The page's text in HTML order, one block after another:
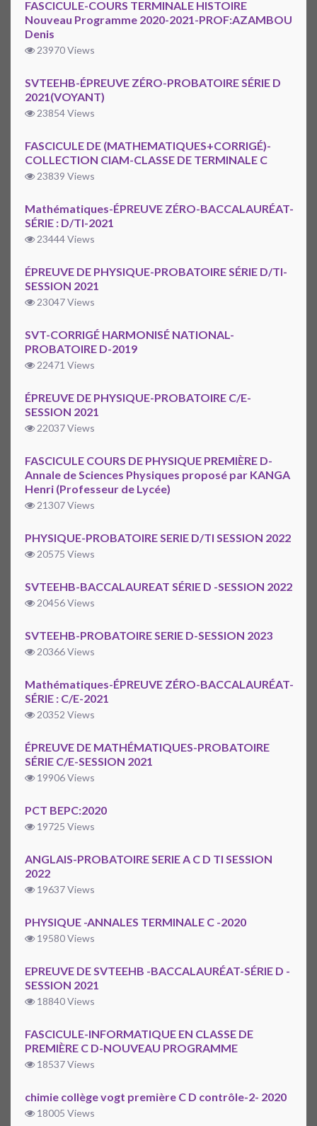
FASCICULE-COURS TERMINALE HISTOIRE
Nouveau Programme 2020-2021-PROF:AZAMBOU
Denis
23970 Views
SVTEEHB-ÉPREUVE ZÉRO-PROBATOIRE SÉRIE D
2021(VOYANT)
23854 Views
FASCICULE DE (MATHEMATIQUES+CORRIGÉ)-
COLLECTION CIAM-CLASSE DE TERMINALE C
23839 Views
Mathématiques-ÉPREUVE ZÉRO-BACCALAURÉAT-
SÉRIE : D/TI-2021
23444 Views
ÉPREUVE DE PHYSIQUE-PROBATOIRE SÉRIE D/TI-
SESSION 2021
23047 Views
SVT-CORRIGÉ HARMONISÉ NATIONAL-
PROBATOIRE D-2019
22471 Views
ÉPREUVE DE PHYSIQUE-PROBATOIRE C/E-
SESSION 2021
22037 Views
FASCICULE COURS DE PHYSIQUE PREMIÈRE D-
Annale de Sciences Physiques proposé par KANGA
Henri (Professeur de Lycée)
21307 Views
PHYSIQUE-PROBATOIRE SERIE D/TI SESSION 2022
20575 Views
SVTEEHB-BACCALAUREAT SÉRIE D -SESSION 2022
20456 Views
SVTEEHB-PROBATOIRE SERIE D-SESSION 2023
20366 Views
Mathématiques-ÉPREUVE ZÉRO-BACCALAURÉAT-
SÉRIE : C/E-2021
20352 Views
ÉPREUVE DE MATHÉMATIQUES-PROBATOIRE
SÉRIE C/E-SESSION 2021
19906 Views
PCT BEPC:2020
19725 Views
ANGLAIS-PROBATOIRE SERIE A C D TI SESSION
2022
19637 Views
PHYSIQUE -ANNALES TERMINALE C -2020
19580 Views
EPREUVE DE SVTEEHB -BACCALAURÉAT-SÉRIE D -
SESSION 2021
18840 Views
FASCICULE-INFORMATIQUE EN CLASSE DE
PREMIÈRE C D-NOUVEAU PROGRAMME
18537 Views
chimie collège vogt première C D contrôle-2- 2020
18005 Views